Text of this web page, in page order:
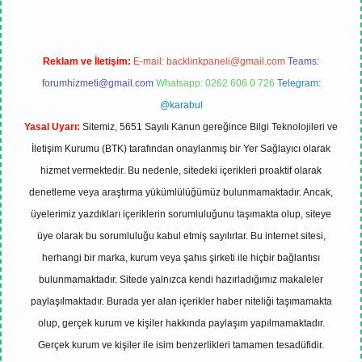
Reklam ve İletişim: E-mail: backlinkpaneli@gmail.com Teams:
forumhizmeti@gmail.com Whatsapp: 0262 606 0 726 Telegram:
@karabul
Yasal Uyarı: Sitemiz, 5651 Sayılı Kanun gereğince Bilgi Teknolojileri ve
İletişim Kurumu (BTK) tarafından onaylanmış bir Yer Sağlayıcı olarak
hizmet vermektedir. Bu nedenle, sitedeki içerikleri proaktif olarak
denetleme veya araştırma yükümlülüğümüz bulunmamaktadır. Ancak,
üyelerimiz yazdıkları içeriklerin sorumluluğunu taşımakta olup, siteye
üye olarak bu sorumluluğu kabul etmiş sayılırlar. Bu internet sitesi,
herhangi bir marka, kurum veya şahıs şirketi ile hiçbir bağlantısı
bulunmamaktadır. Sitede yalnızca kendi hazırladığımız makaleler
paylaşılmaktadır. Burada yer alan içerikler haber niteliği taşımamakta
olup, gerçek kurum ve kişiler hakkında paylaşım yapılmamaktadır.
Gerçek kurum ve kişiler ile isim benzerlikleri tamamen tesadüfidir.